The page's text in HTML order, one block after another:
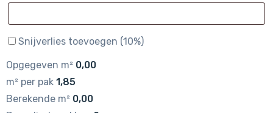
Snijverlies toevoegen (10%)
Opgegeven m² 0,00
m² per pak 1,85
Berekende m² 0,00